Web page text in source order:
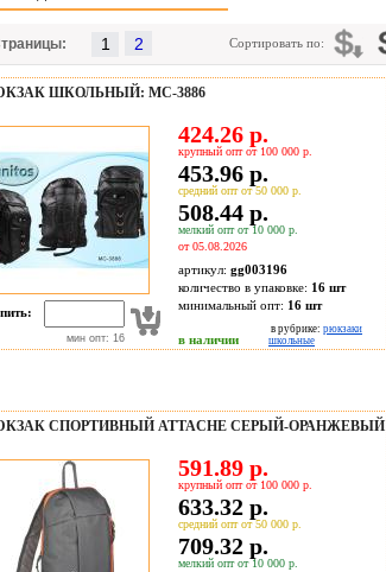
1 Сортировать по:
ШКОЛЬНЫЙ: МС-3886
мин опт: 16
424.26 р.
крупный опт от 100 000 р.
453.96 р.
средний опт от 50 000 р.
508.44 р.
мелкий опт от 10 000 р.
от 05.08.2026
артикул: gg003196
количество в упаковке: 16 шт
минимальный опт: 16 шт
в наличии
в рубрике: рюкзаки
школьные
СПОРТИВНЫЙ ATTACHE СЕРЫЙ-ОРАНЖЕВЫЙ
591.89 р.
крупный опт от 100 000 р.
633.32 р.
средний опт от 50 000 р.
709.32 р.
мелкий опт от 10 000 р.